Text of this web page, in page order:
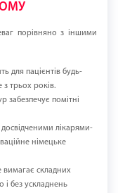
порівняно з іншими
для пацієнтів будь-
з трьох років.
забезпечує помітні
досвідченими лікарями-
німецьке
вимагає складних
і без ускладнень